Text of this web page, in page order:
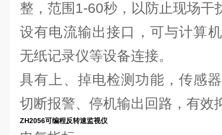
整，范围1-60秒，以防止现场干
设有电流输出接口，可与计算
无纸记录仪等设备连接。
具有上、掉电检测功能，传感
切断报警、停机输出回路，有效
ZH2056可编程反转速监视仪